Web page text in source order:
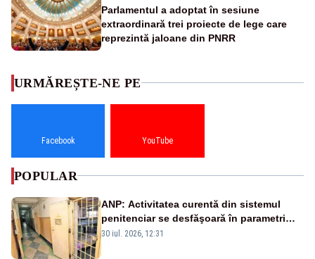
Parlamentul a adoptat în sesiune
extraordinară trei proiecte de lege care
reprezintă jaloane din PNRR
URMĂREȘTE-NE PE
Facebook YouTube
POPULAR
ANP: Activitatea curentă din sistemul
penitenciar se desfăşoară în parametri
normali
30 iul. 2026, 12:31